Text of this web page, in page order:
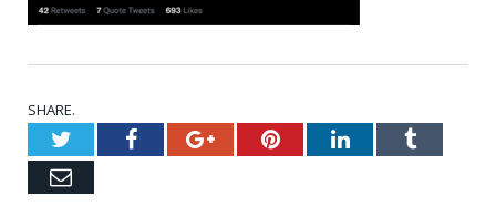
SHARE.
TwitterFacebookGoogle+PinterestLinkedInTumblr
Email